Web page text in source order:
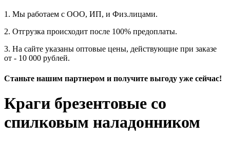
1. Мы работаем с ООО, ИП, и Физ.лицами.
2. Отгрузка происходит после 100% предоплаты.
3. На сайте указаны оптовые цены, действующие при заказе
от - 10 000 рублей.
Станьте нашим партнером и получите выгоду уже сейчас!
Краги брезентовые со
спилковым наладонником